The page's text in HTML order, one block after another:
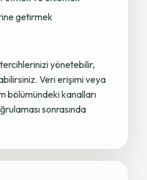
getirmek
yönetebilir,
Veri erişimi veya
bölümündeki kanalları
sonrasında